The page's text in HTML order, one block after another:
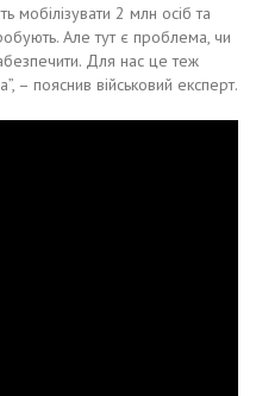
мобілізувати 2 млн осіб та
Але тут є проблема, чи
Для нас це теж
– пояснив військовий експерт.